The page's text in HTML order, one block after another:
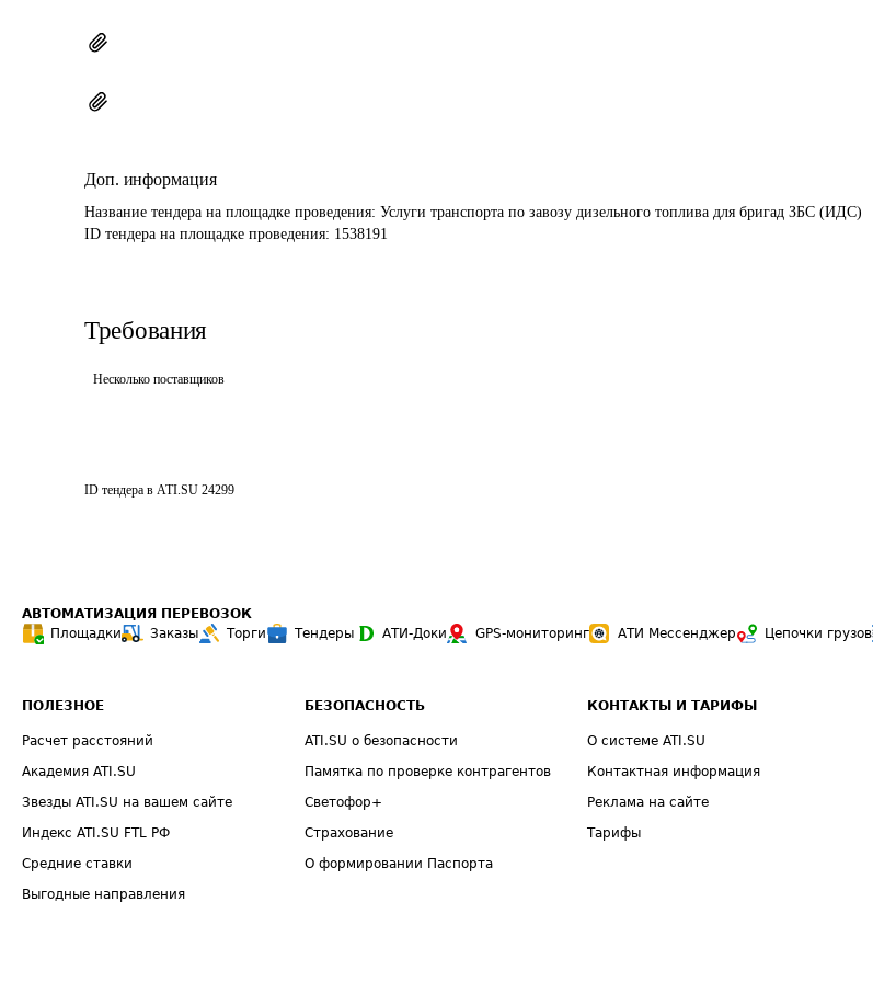
Доп. информация
Название тендера на площадке проведения: Услуги транспорта по завозу дизельного топлива для бригад ЗБС (ИДС)
ID тендера на площадке проведения: 1538191
Требования
Несколько поставщиков
ID тендера в ATI.SU 24299
АВТОМАТИЗАЦИЯ ПЕРЕВОЗОК
Площадки
Заказы Торги Тендеры АТИ-Доки GPS-мониторинг АТИ Мессенджер Цепочки грузов
ПОЛЕЗНОЕ
Расчет расстояний
Академия ATI.SU
Звезды ATI.SU на вашем сайте
Индекс ATI.SU FTL РФ
Средние ставки
Выгодные направления
БЕЗОПАСНОСТЬ
ATI.SU о безопасности
Памятка по проверке контрагентов
Светофор+
Страхование
О формировании Паспорта
КОНТАКТЫ И ТАРИФЫ
О системе ATI.SU
Контактная информация
Реклама на сайте
Тарифы